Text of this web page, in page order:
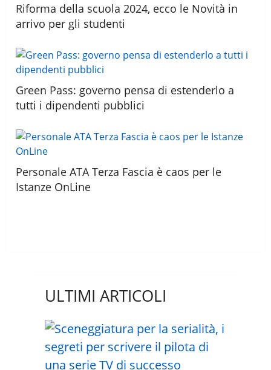
Riforma della scuola 2024, ecco le Novità in
arrivo per gli studenti
Green Pass: governo pensa di estenderlo a
tutti i dipendenti pubblici
Personale ATA Terza Fascia è caos per le
Istanze OnLine
ULTIMI ARTICOLI